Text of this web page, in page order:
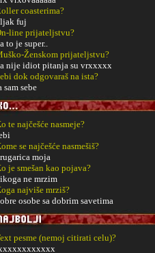
coasterima?
fuj
line prijateljstvu?
to je super..
Ženskom prijateljstvu?
nije idiot pitanja su vrxxxxx
dok odgovaraš na ista?
sam sebe
te najčešće nasmeje?
se najčešće nasmešiš?
moja
je smešan kao pojava?
ne mrzim
najviše mrziš?
osobe sa dobrim savetima
pesme (nemoj citirati celu)?